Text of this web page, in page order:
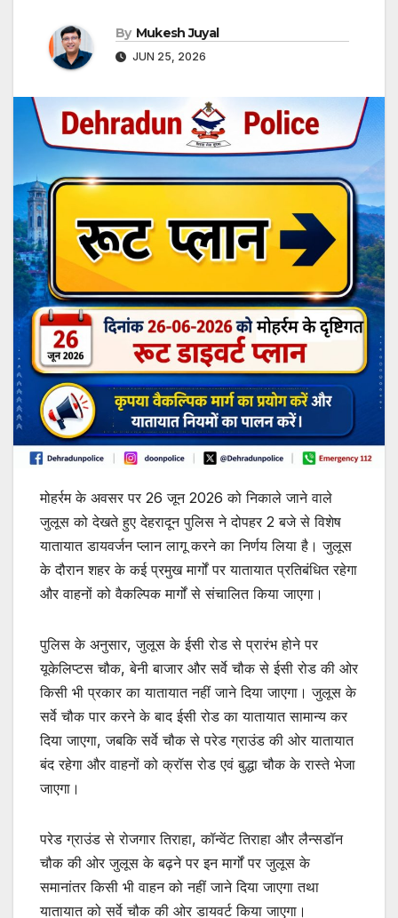
By Mukesh Juyal
JUN 25, 2026
मोहर्रम के अवसर पर 26 जून 2026 को निकाले जाने वाले
जुलूस को देखते हुए देहरादून पुलिस ने दोपहर 2 बजे से विशेष
यातायात डायवर्जन प्लान लागू करने का निर्णय लिया है। जुलूस
के दौरान शहर के कई प्रमुख मार्गों पर यातायात प्रतिबंधित रहेगा
और वाहनों को वैकल्पिक मार्गों से संचालित किया जाएगा।
पुलिस के अनुसार, जुलूस के ईसी रोड से प्रारंभ होने पर
यूकेलिप्टस चौक, बेनी बाजार और सर्वे चौक से ईसी रोड की ओर
किसी भी प्रकार का यातायात नहीं जाने दिया जाएगा। जुलूस के
सर्वे चौक पार करने के बाद ईसी रोड का यातायात सामान्य कर
दिया जाएगा, जबकि सर्वे चौक से परेड ग्राउंड की ओर यातायात
बंद रहेगा और वाहनों को क्रॉस रोड एवं बुद्धा चौक के रास्ते भेजा
जाएगा।
परेड ग्राउंड से रोजगार तिराहा, कॉन्वेंट तिराहा और लैन्सडॉन
चौक की ओर जुलूस के बढ़ने पर इन मार्गों पर जुलूस के
समानांतर किसी भी वाहन को नहीं जाने दिया जाएगा तथा
यातायात को सर्वे चौक की ओर डायवर्ट किया जाएगा।